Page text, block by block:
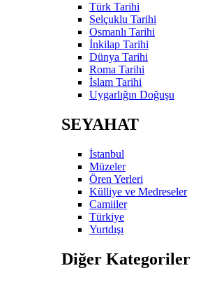
Türk Tarihi
Selçuklu Tarihi
Osmanlı Tarihi
İnkilap Tarihi
Dünya Tarihi
Roma Tarihi
İslam Tarihi
Uygarlığın Doğuşu
SEYAHAT
İstanbul
Müzeler
Ören Yerleri
Külliye ve Medreseler
Camiiler
Türkiye
Yurtdışı
Diğer Kategoriler